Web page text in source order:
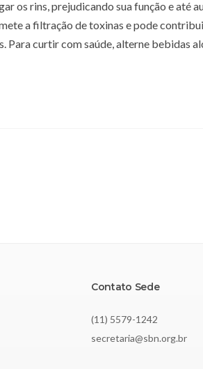
os rins, prejudicando sua função e até
a filtração de toxinas e pode
Para curtir com saúde, alterne bebidas
Contato Sede
(11) 5579-1242
secretaria@sbn.org.br